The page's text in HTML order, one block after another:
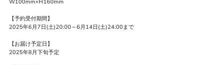
W100mm×H160mm
【予約受付期間】
2025年6月7日(土)20:00～6月14日(土)24:00まで
【お届け予定日】
2025年8月下旬予定